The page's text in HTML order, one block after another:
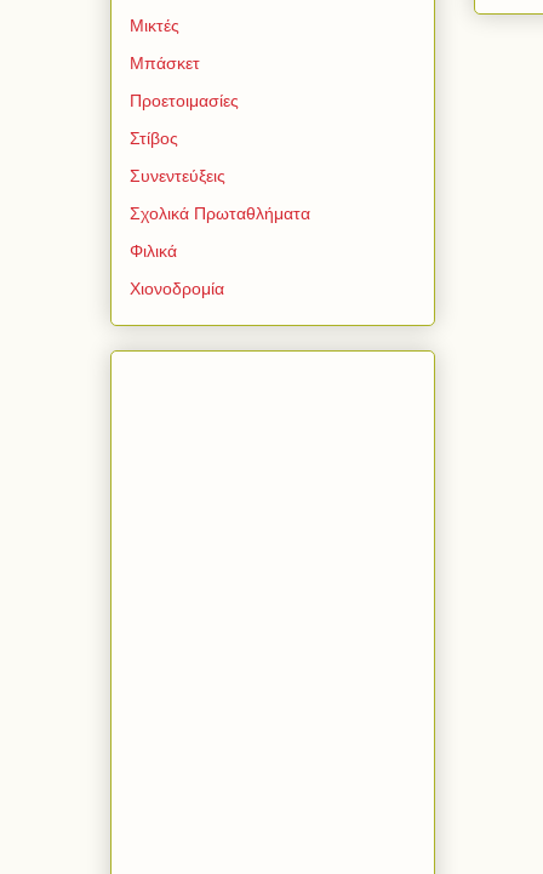
Μικτές
Μπάσκετ
Προετοιμασίες
Στίβος
Συνεντεύξεις
Σχολικά Πρωταθλήματα
Φιλικά
Χιονοδρομία